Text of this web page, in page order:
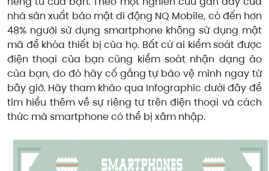
nhà sản xuất bảo mật di động NQ Mobile, có đến hơn
48% người sử dụng smartphone không sử dụng mật
mã để khóa thiết bị của họ. Bất cứ ai kiểm soát được
điện thoại của bạn cũng kiểm soát nhận dạng ảo
của bạn, do đó hãy cố gắng tự bảo vệ mình ngay từ
bây giờ. Hãy tham khảo qua Infographic dưới đây để
tìm hiểu thêm về sự riêng tư trên điện thoại và cách
thức mà smartphone có thể bị xâm nhập.